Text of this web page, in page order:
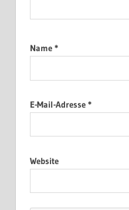
Name *
E-Mail-Adresse *
Website